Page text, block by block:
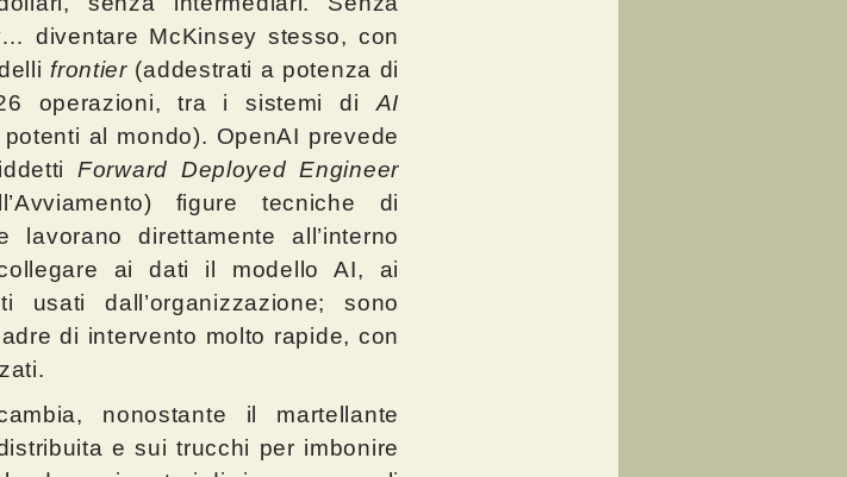
diventare McKinsey stesso, con
frontier(addestrati a potenza di
operazioni, tra i sistemi di AI
al mondo). OpenAI prevede
Forward Deployed Engineer
figure tecniche di
lavorano direttamente all’interno
ai dati il modello AI, ai
usati dall’organizzazione; sono
di intervento molto rapide, con
nonostante il martellante
e sui trucchi per imbonire